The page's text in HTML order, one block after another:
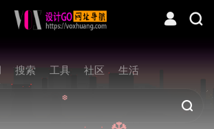
搜索 工具 社区 生活
❆